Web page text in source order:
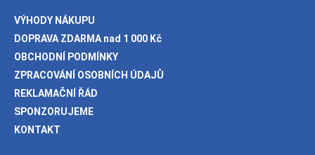
VÝHODY NÁKUPU
DOPRAVA ZDARMA nad 1 000 Kč
OBCHODNÍ PODMÍNKY
ZPRACOVÁNÍ OSOBNÍCH ÚDAJŮ
REKLAMAČNÍ ŘÁD
SPONZORUJEME
KONTAKT